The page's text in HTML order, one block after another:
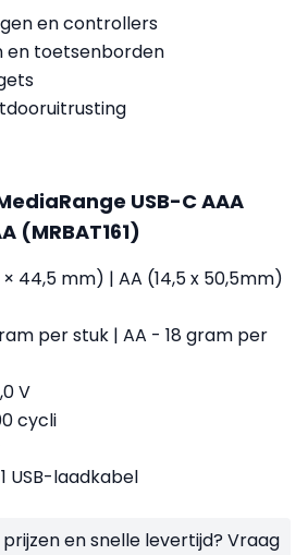
en controllers
en toetsenborden
USB-C AAA
(MRBAT161)
44,5 mm) | AA (14,5 x 50,5mm)
per stuk | AA - 18 gram per
V
cycli
USB-laadkabel
en snelle levertijd? Vraag